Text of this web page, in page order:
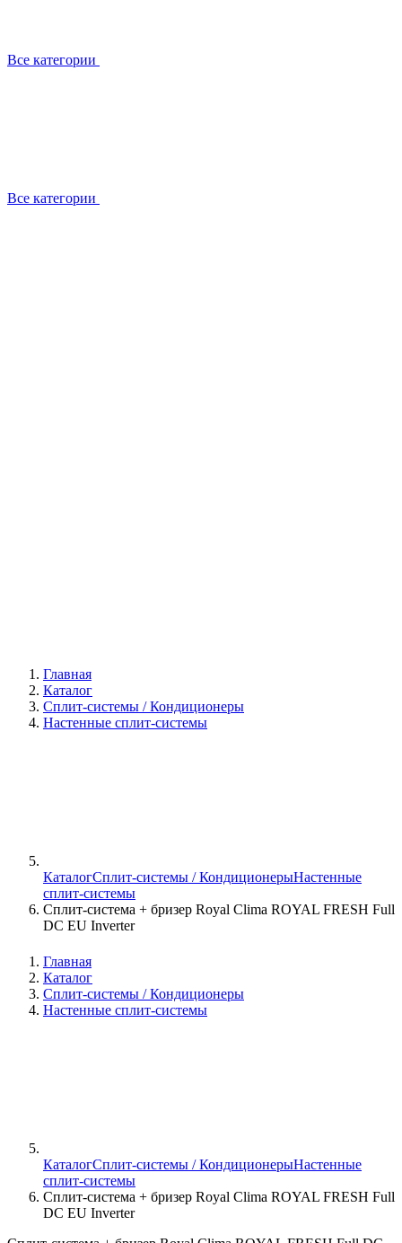
Все категории
Все категории
Главная
Каталог
Сплит-системы / Кондиционеры
Настенные сплит-системы
КаталогСплит-системы / КондиционерыНастенные
сплит-системы
Сплит-система + бризер Royal Clima ROYAL FRESH Full
DC EU Inverter
Главная
Каталог
Сплит-системы / Кондиционеры
Настенные сплит-системы
КаталогСплит-системы / КондиционерыНастенные
сплит-системы
Сплит-система + бризер Royal Clima ROYAL FRESH Full
DC EU Inverter